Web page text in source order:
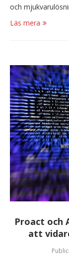
och
Läs mera
Proact och
att